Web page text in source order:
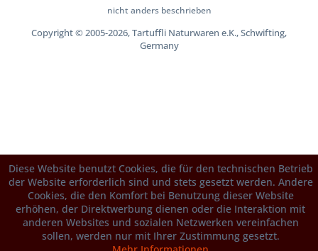
nicht anders beschrieben
Copyright © 2005-2026, Tartuffli Naturwaren e.K., Schwifting,
Germany
Diese Website benutzt Cookies, die für den technischen Betrieb
der Website erforderlich sind und stets gesetzt werden. Andere
Cookies, die den Komfort bei Benutzung dieser Website
erhöhen, der Direktwerbung dienen oder die Interaktion mit
anderen Websites und sozialen Netzwerken vereinfachen
sollen, werden nur mit Ihrer Zustimmung gesetzt.